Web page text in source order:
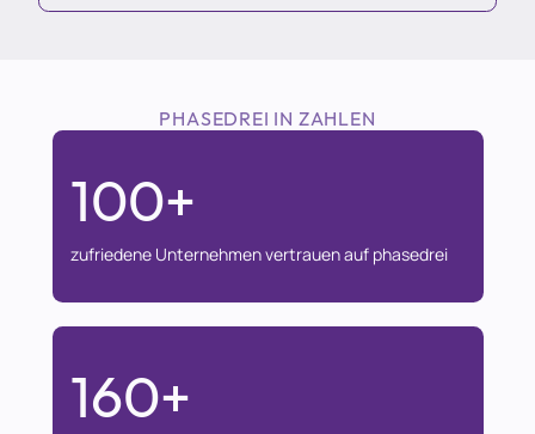
PHASEDREI IN ZAHLEN
100+
zufriedene Unternehmen vertrauen auf phasedrei
160+